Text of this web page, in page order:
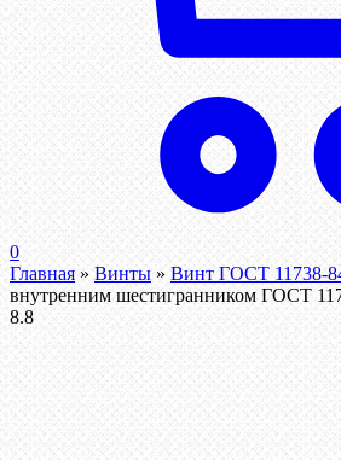
0
Главная » Винты » Винт ГОСТ 11738-
внутренним шестигранником ГОСТ
8.8